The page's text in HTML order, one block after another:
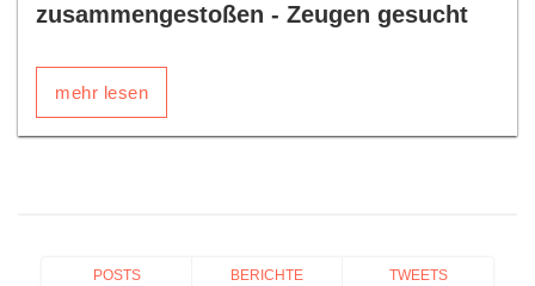
zusammengestoßen - Zeugen gesucht
mehr lesen
POSTS BERICHTE TWEETS